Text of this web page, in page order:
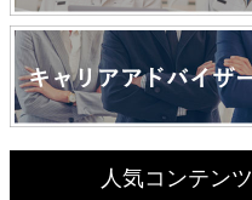
人気コンテンツ